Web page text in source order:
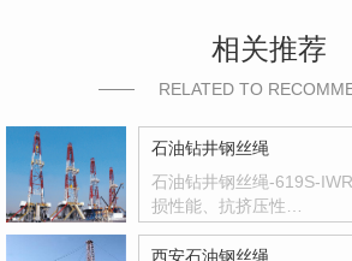
相关推荐
RELATED TO
石油钻井钢丝绳
石油钻井钢丝绳-619S-
损性能、抗挤压性…
西安石油钢丝绳